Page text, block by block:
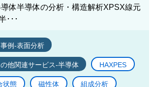
体半導体の分析・構造解析XPSX線元
･･･
事例-表面分析
他関連サービス-半導体 HAXPES
状態 磁性体 組成分析